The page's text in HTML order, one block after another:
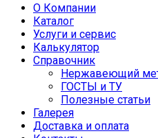
О Компании
Каталог
Услуги и сервис
Калькулятор
Справочник
Нержавеющий
ГОСТЫ и ТУ
Полезные статьи
Галерея
Доставка и оплата